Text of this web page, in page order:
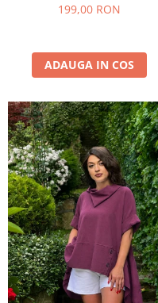
199,00 RON
ADAUGA IN COS